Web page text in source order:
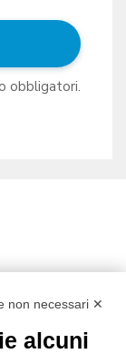
obbligatori.
non necessari ✕
alcuni